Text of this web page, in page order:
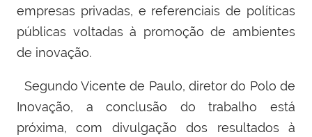
empresas privadas, e referenciais de políticas
públicas voltadas à promoção de ambientes
de inovação.
Segundo Vicente de Paulo, diretor do Polo de
Inovação, a conclusão do trabalho está
próxima, com divulgação dos resultados à